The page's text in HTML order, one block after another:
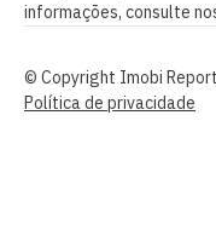
informações, consulte
© Copyright Imobi
Política de privacidade